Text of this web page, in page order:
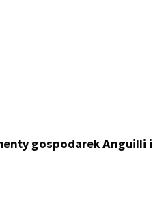
gospodarek Anguilli i